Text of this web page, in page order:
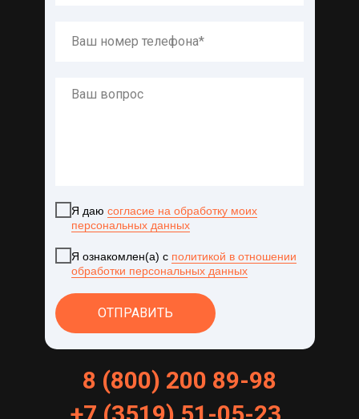
8 (800) 200 89-98
Я даю согласие на обработку моих
персональных данных
Я ознакомлен(а) с политикой в отношении
обработки персональных данных
ОТПРАВИТЬ